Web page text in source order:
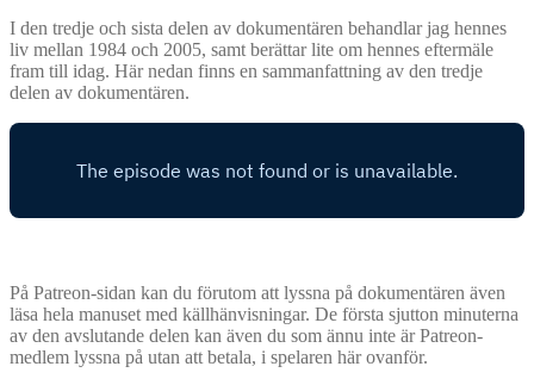
I den tredje och sista delen av dokumentären behandlar jag hennes
liv mellan 1984 och 2005, samt berättar lite om hennes eftermäle
fram till idag. Här nedan finns en sammanfattning av den tredje
delen av dokumentären.
På Patreon-sidan kan du förutom att lyssna på dokumentären även
läsa hela manuset med källhänvisningar. De första sjutton minuterna
av den avslutande delen kan även du som ännu inte är Patreon-
medlem lyssna på utan att betala, i spelaren här ovanför.